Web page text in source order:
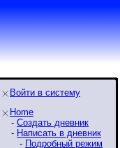
Войти в систему
Home
- Создать дневник
- Написать в дневник
- Подробный режим